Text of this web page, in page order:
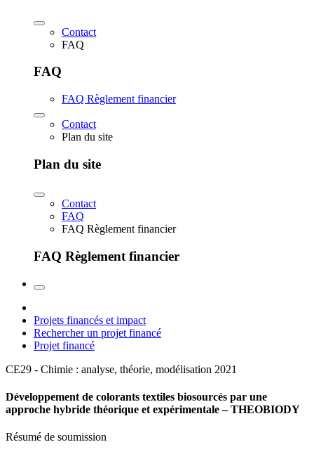
Contact
FAQ
FAQ
FAQ Règlement financier
Contact
Plan du site
Plan du site
Contact
FAQ
FAQ Règlement financier
FAQ Règlement financier
Projets financés et impact
Rechercher un projet financé
Projet financé
CE29 - Chimie : analyse, théorie, modélisation 2021
Développement de colorants textiles biosourcés par une
approche hybride théorique et expérimentale – THEOBIODY
Résumé de soumission